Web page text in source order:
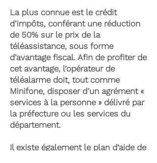
La plus connue est le crédit
d’impôts, conférant une réduction
de 50% sur le prix de la
téléassistance, sous forme
d’avantage fiscal. Afin de profiter de
cet avantage, l’opérateur de
téléalarme doit, tout comme
Minifone, disposer d’un agrément «
services à la personne » délivré par
la préfecture ou les services du
département.
Il existe également le plan d’aide de